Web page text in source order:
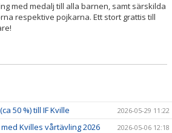
med medalj till alla barnen, samt särskilda
respektive pojkarna. Ett stort grattis till
50 %) till IF Kville 2026-05-29 11:22
Kvilles vårtävling 2026 2026-05-06 12:18